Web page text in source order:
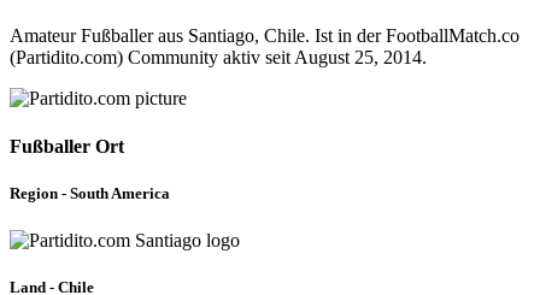
Amateur Fußballer aus Santiago, Chile. Ist in der FootballMatch.co
(Partidito.com) Community aktiv seit August 25, 2014.
Fußballer Ort
Region - South America
Land - Chile